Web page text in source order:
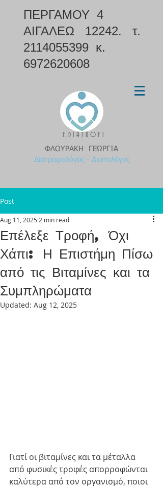
ΠΕΡΓΑΜΟΥ 4
ΑΙΓΑΛΕΩ 12242. τ.
2114055399 κ.
6972620608
F. D I A T R O F I
ΦΛΟΥΡΑΚΗ ΓΕΩΡΓΙΑ
Διατροφολόγος - Διαιτολόγος
Post
Επέλεξε Τροφή, Όχι
Χάπι: Η Επιστήμη Πίσω
από τις Βιταμίνες και τα
Συμπληρώματα
Aug 11, 2025 2 min read
Updated: Aug 12, 2025
Γιατί οι βιταμίνες και τα μέταλλα
από φυσικές τροφές απορροφώνται
καλύτερα από τον οργανισμό, ποιοι